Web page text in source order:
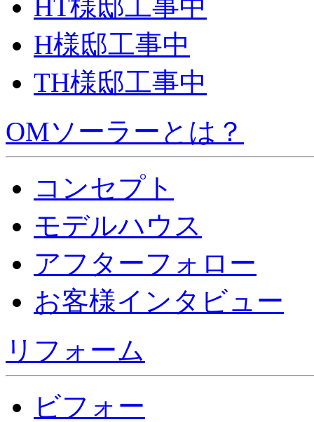
HT様邸工事中
H様邸工事中
TH様邸工事中
OMソーラーとは？
コンセプト
モデルハウス
アフターフォロー
お客様インタビュー
リフォーム
ビフォー